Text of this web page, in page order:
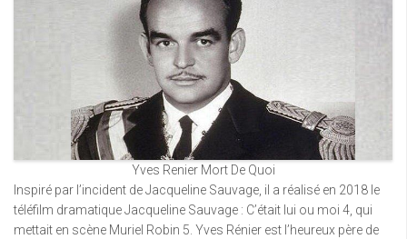
Yves Renier Mort De Quoi
Inspiré par l’incident de Jacqueline Sauvage, il a réalisé en 2018 le
téléfilm dramatique Jacqueline Sauvage : C’était lui ou moi 4, qui
mettait en scène Muriel Robin 5. Yves Rénier est l’heureux père de